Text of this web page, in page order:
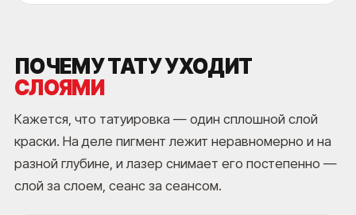
ПОЧЕМУ ТАТУ УХОДИТ
СЛОЯМИ
Кажется, что татуировка — один сплошной слой
краски. На деле пигмент лежит неравномерно и на
разной глубине, и лазер снимает его постепенно —
слой за слоем, сеанс за сеансом.